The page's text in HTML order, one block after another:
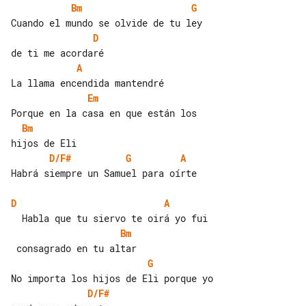
Bm
G
D
A
Em
Bm
D/F#
G
A
Habrá siempre un Samuel para oírte
D
A
Bm
G
D/F#